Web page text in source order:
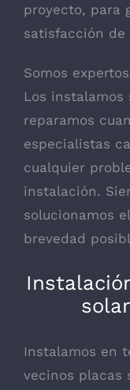
proyecto, para
satisfacción de
Somos
Los instalamos
reparamos
especialistas
cualquier
instalación.
solucionamos
brevedad
Instalamos en
vecinos placas